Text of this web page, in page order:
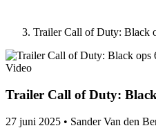
Trailer Call of Duty: Black
Video
Trailer Call of Duty: Black
27 juni 2025 • Sander Van den